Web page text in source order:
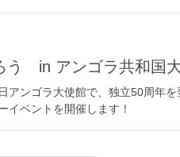
う in アンゴラ共和国
アンゴラ大使館で、独立50周年
イベントを開催します！